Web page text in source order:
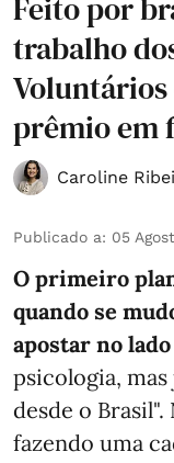
Feito por
trabalho
prêmio em
Caroline
Publicado a: 05
O primeiro
quando se
apostar no
psicologia,
desde o
fazendo uma